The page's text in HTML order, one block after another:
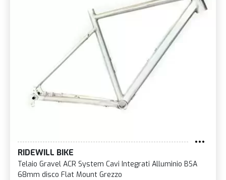
RIDEWILL BIKE
Telaio Gravel ACR System Cavi Integrati Alluminio BSA
68mm disco Flat Mount Grezzo